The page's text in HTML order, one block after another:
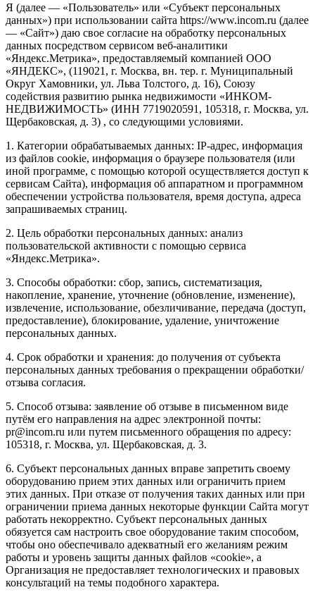
Я (далее — «Пользователь» или «Субъект персональных
данных») при использовании сайта https://www.incom.ru (далее
— «Сайт») даю свое согласие на обработку персональных
данных посредством сервисом веб-аналитики
«Яндекс.Метрика», предоставляемый компанией ООО
«ЯНДЕКС», (119021, г. Москва, вн. тер. г. Муниципальный
Округ Хамовники, ул. Льва Толстого, д. 16), Союзу
содействия развитию рынка недвижимости «ИНКОМ-
НЕДВИЖИМОСТЬ» (ИНН 7719020591, 105318, г. Москва, ул.
Щербаковская, д. 3) , со следующими условиями.
1. Категории обрабатываемых данных: IP-адрес, информация
из файлов cookie, информация о браузере пользователя (или
иной программе, с помощью которой осуществляется доступ к
сервисам Сайта), информация об аппаратном и программном
обеспечении устройства пользователя, время доступа, адреса
запрашиваемых страниц.
2. Цель обработки персональных данных: анализ
пользовательской активности с помощью сервиса
«Яндекс.Метрика».
3. Способы обработки: сбор, запись, систематизация,
накопление, хранение, уточнение (обновление, изменение),
извлечение, использование, обезличивание, передача (доступ,
предоставление), блокирование, удаление, уничтожение
персональных данных.
4. Срок обработки и хранения: до получения от субъекта
персональных данных требования о прекращении обработки/
отзыва согласия.
5. Способ отзыва: заявление об отзыве в письменном виде
путём его направления на адрес электронной почты:
pr@incom.ru или путем письменного обращения по адресу:
105318, г. Москва, ул. Щербаковская, д. 3.
6. Субъект персональных данных вправе запретить своему
оборудованию прием этих данных или ограничить прием
этих данных. При отказе от получения таких данных или при
ограничении приема данных некоторые функции Сайта могут
работать некорректно. Субъект персональных данных
обязуется сам настроить свое оборудование таким способом,
чтобы оно обеспечивало адекватный его желаниям режим
работы и уровень защиты данных файлов «cookie», а
Организация не предоставляет технологических и правовых
консультаций на темы подобного характера.